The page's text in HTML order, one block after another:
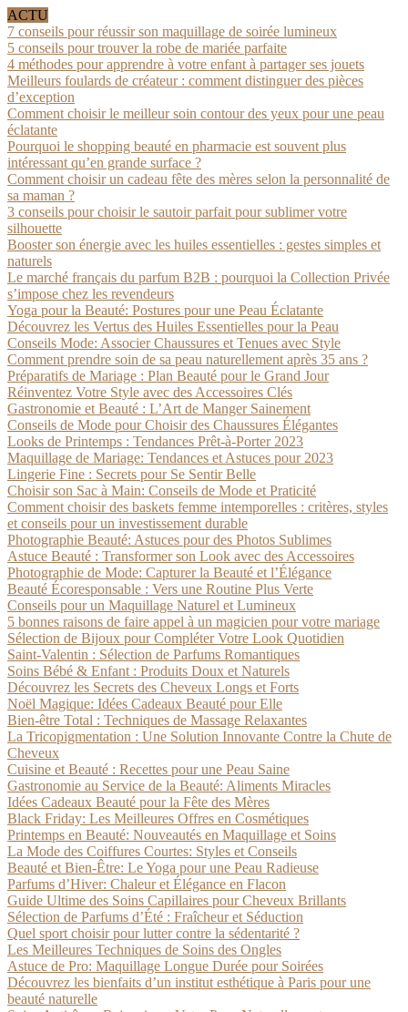
ACTU
7 conseils pour réussir son maquillage de soirée lumineux
5 conseils pour trouver la robe de mariée parfaite
4 méthodes pour apprendre à votre enfant à partager ses jouets
Meilleurs foulards de créateur : comment distinguer des pièces
d’exception
Comment choisir le meilleur soin contour des yeux pour une peau
éclatante
Pourquoi le shopping beauté en pharmacie est souvent plus
intéressant qu’en grande surface ?
Comment choisir un cadeau fête des mères selon la personnalité de
sa maman ?
3 conseils pour choisir le sautoir parfait pour sublimer votre
silhouette
Booster son énergie avec les huiles essentielles : gestes simples et
naturels
Le marché français du parfum B2B : pourquoi la Collection Privée
s’impose chez les revendeurs
Yoga pour la Beauté: Postures pour une Peau Éclatante
Découvrez les Vertus des Huiles Essentielles pour la Peau
Conseils Mode: Associer Chaussures et Tenues avec Style
Comment prendre soin de sa peau naturellement après 35 ans ?
Préparatifs de Mariage : Plan Beauté pour le Grand Jour
Réinventez Votre Style avec des Accessoires Clés
Gastronomie et Beauté : L’Art de Manger Sainement
Conseils de Mode pour Choisir des Chaussures Élégantes
Looks de Printemps : Tendances Prêt-à-Porter 2023
Maquillage de Mariage: Tendances et Astuces pour 2023
Lingerie Fine : Secrets pour Se Sentir Belle
Choisir son Sac à Main: Conseils de Mode et Praticité
Comment choisir des baskets femme intemporelles : critères, styles
et conseils pour un investissement durable
Photographie Beauté: Astuces pour des Photos Sublimes
Astuce Beauté : Transformer son Look avec des Accessoires
Photographie de Mode: Capturer la Beauté et l’Élégance
Beauté Écoresponsable : Vers une Routine Plus Verte
Conseils pour un Maquillage Naturel et Lumineux
5 bonnes raisons de faire appel à un magicien pour votre mariage
Sélection de Bijoux pour Compléter Votre Look Quotidien
Saint-Valentin : Sélection de Parfums Romantiques
Soins Bébé & Enfant : Produits Doux et Naturels
Découvrez les Secrets des Cheveux Longs et Forts
Noël Magique: Idées Cadeaux Beauté pour Elle
Bien-être Total : Techniques de Massage Relaxantes
La Tricopigmentation : Une Solution Innovante Contre la Chute de
Cheveux
Cuisine et Beauté : Recettes pour une Peau Saine
Gastronomie au Service de la Beauté: Aliments Miracles
Idées Cadeaux Beauté pour la Fête des Mères
Black Friday: Les Meilleures Offres en Cosmétiques
Printemps en Beauté: Nouveautés en Maquillage et Soins
La Mode des Coiffures Courtes: Styles et Conseils
Beauté et Bien-Être: Le Yoga pour une Peau Radieuse
Parfums d’Hiver: Chaleur et Élégance en Flacon
Guide Ultime des Soins Capillaires pour Cheveux Brillants
Sélection de Parfums d’Été : Fraîcheur et Séduction
Quel sport choisir pour lutter contre la sédentarité ?
Les Meilleures Techniques de Soins des Ongles
Astuce de Pro: Maquillage Longue Durée pour Soirées
Découvrez les bienfaits d’un institut esthétique à Paris pour une
beauté naturelle